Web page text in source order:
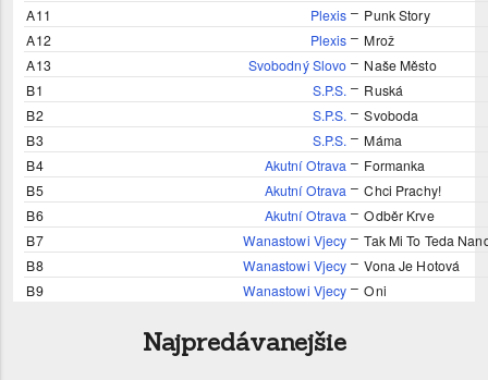
A11
Plexis – Punk Story
A12
Plexis – Mrož
A13
Svobodný Slovo – Naše Město
B1
S.P.S. – Ruská
B2
S.P.S. – Svoboda
B3
S.P.S. – Máma
B4
Akutní Otrava – Formanka
B5
Akutní Otrava – Chci Prachy!
B6
Akutní Otrava – Odběr Krve
B7
Wanastowi Vjecy – Tak Mi To Teda
B8
Wanastowi Vjecy – Vona Je Hotová
B9
Wanastowi Vjecy – Oni
Najpredávanejšie